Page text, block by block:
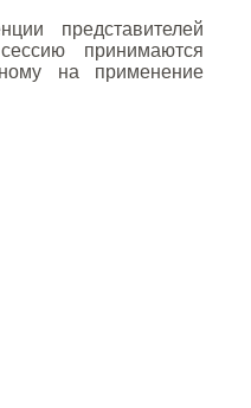
представителей
принимаются
на применение